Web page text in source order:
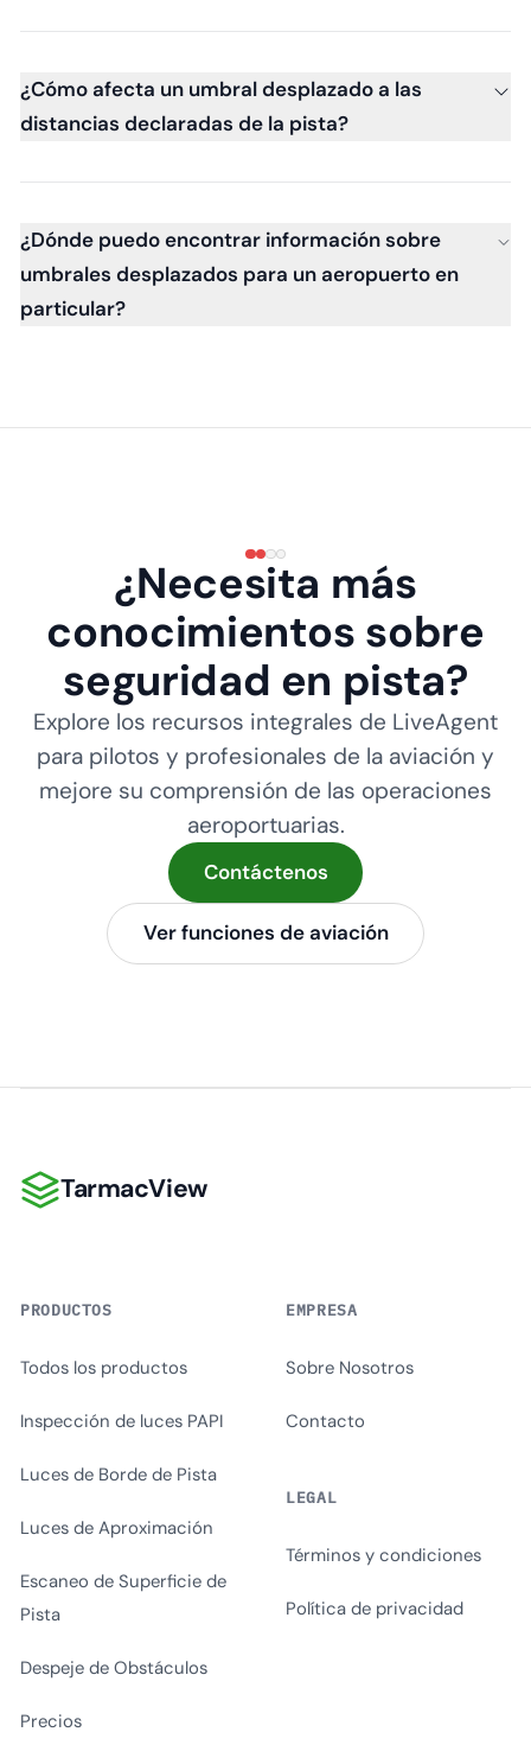
¿Cómo afecta un umbral desplazado a las
distancias declaradas de la pista?
¿Dónde puedo encontrar información sobre
umbrales desplazados para un aeropuerto en
particular?
¿Necesita más
conocimientos sobre
seguridad en pista?
Explore los recursos integrales de LiveAgent
para pilotos y profesionales de la aviación y
mejore su comprensión de las operaciones
aeroportuarias.
Contáctenos
Ver funciones de aviación
TarmacView
TarmacView
PRODUCTOS
Todos los productos
Inspección de luces PAPI
Luces de Borde de Pista
Luces de Aproximación
Escaneo de Superficie de
Pista
Despeje de Obstáculos
Precios
EMPRESA
Sobre Nosotros
Contacto
LEGAL
Términos y condiciones
Política de privacidad